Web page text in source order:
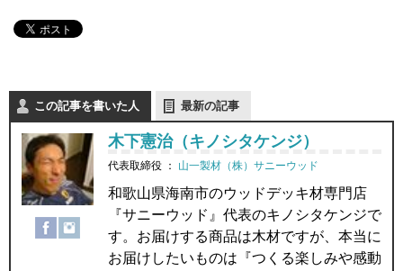
この記事を書いた人 最新の記事
木下憲治（キノシタケンジ）
代表取締役 ： 山一製材（株）サニーウッド
和歌山県海南市のウッドデッキ材専門店
『サニーウッド』代表のキノシタケンジで
す。お届けする商品は木材ですが、本当に
お届けしたいものは『つくる楽しみや感動